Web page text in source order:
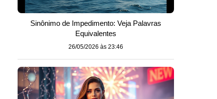
Sinônimo de Impedimento: Veja Palavras
Equivalentes
26/05/2026 às 23:46